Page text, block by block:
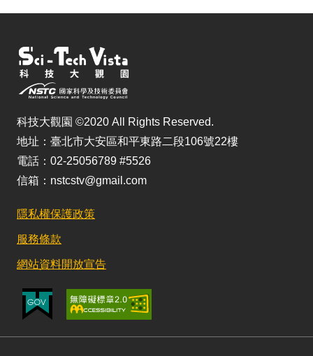
科技大觀園 ©2020 All Rights Reserved.
地址：臺北市大安區和平東路二段106號22樓
電話：02-25056789 #5526
信箱：nstcstv@gmail.com
隱私權保護政策
服務條款
網站資料開放宣告